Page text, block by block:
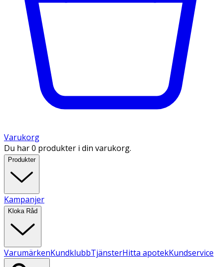
Varukorg
Du har 0 produkter i din varukorg.
Produkter
Kampanjer
Kloka Råd
VarumärkenKundklubbTjänsterHitta apotekKundservice